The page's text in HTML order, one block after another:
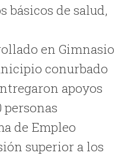
básicos de salud,
en Gimnasio
conurbado
apoyos
personas
de Empleo
superior a los